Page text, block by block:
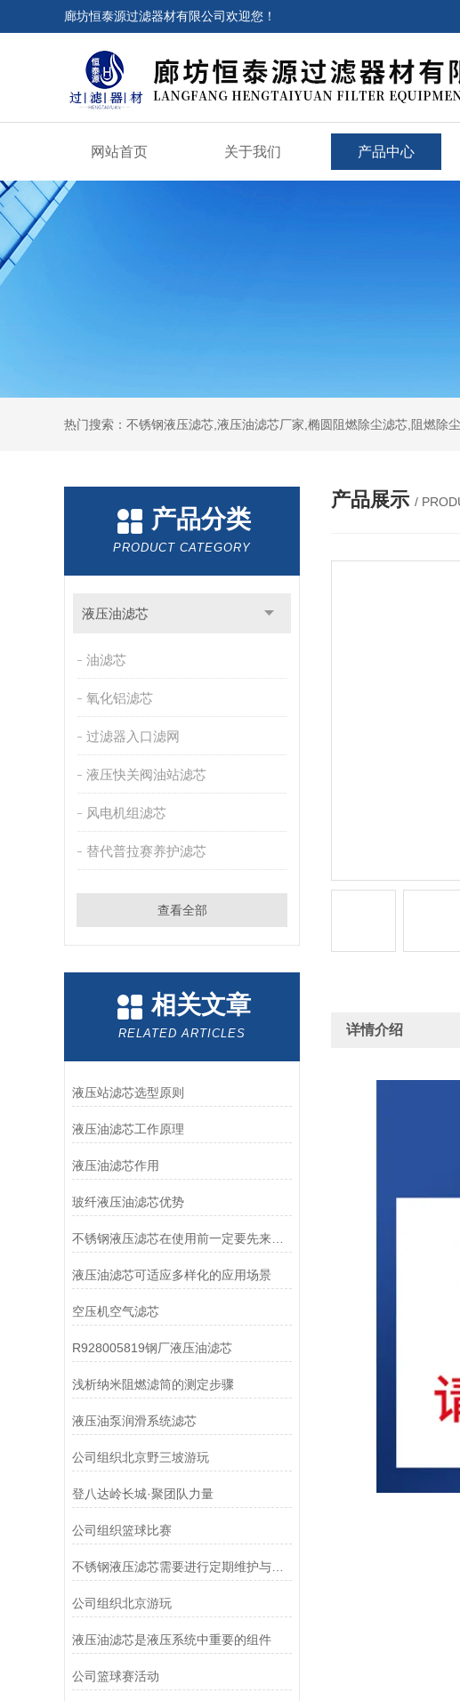
廊坊恒泰源过滤器材有限公司欢迎您！
网站首页 关于我们 产品中心
热门搜索：不锈钢液压滤芯,液压油滤芯厂家,椭圆阻燃除尘滤芯,阻燃除
产品分类
PRODUCT CATEGORY
液压油滤芯
油滤芯
氧化铝滤芯
过滤器入口滤网
液压快关阀油站滤芯
风电机组滤芯
替代普拉赛养护滤芯
查看全部
相关文章
RELATED ARTICLES
液压站滤芯选型原则
液压油滤芯工作原理
液压油滤芯作用
玻纤液压油滤芯优势
不锈钢液压滤芯在使用前一定要先来了解下这些
液压油滤芯可适应多样化的应用场景
空压机空气滤芯
R928005819钢厂液压油滤芯
浅析纳米阻燃滤筒的测定步骤
液压油泵润滑系统滤芯
公司组织北京野三坡游玩
登八达岭长城·聚团队力量
公司组织篮球比赛
不锈钢液压滤芯需要进行定期维护与清洁
公司组织北京游玩
液压油滤芯是液压系统中重要的组件
公司篮球赛活动
产品展示 /
详情介绍